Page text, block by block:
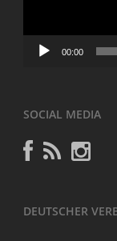
00:00
SOCIAL MEDIA
DEUTSCHER